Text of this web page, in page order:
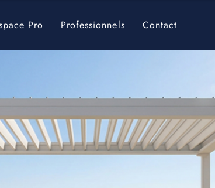
Pro Professionnels Contact